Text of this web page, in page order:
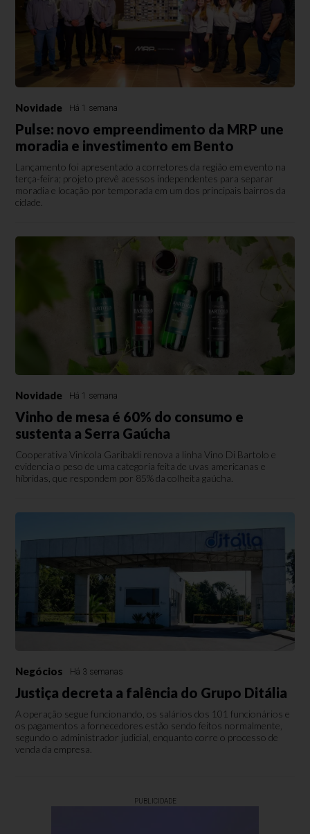
Novidade Há 1 semana
Pulse: novo empreendimento da MRP une
moradia e investimento em Bento
Lançamento foi apresentado a corretores da região em evento na
terça-feira; projeto prevê acessos independentes para separar
moradia e locação por temporada em um dos principais bairros da
cidade.
Novidade Há 1 semana
Vinho de mesa é 60% do consumo e
sustenta a Serra Gaúcha
Cooperativa Vinícola Garibaldi renova a linha Vino Di Bartolo e
evidencia o peso de uma categoria feita de uvas americanas e
híbridas, que respondem por 85% da colheita gaúcha.
Negócios Há 3 semanas
Justiça decreta a falência do Grupo Ditália
A operação segue funcionando, os salários dos 101 funcionários e
os pagamentos a fornecedores estão sendo feitos normalmente,
segundo o administrador judicial, enquanto corre o processo de
venda da empresa.
PUBLICIDADE